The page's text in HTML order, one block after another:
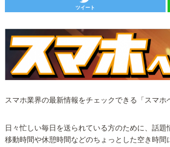
ツイート
スマホ業界の最新情報をチェックできる「スマホ
日々忙しい毎日を送られている方のために、話題
移動時間や休憩時間などのちょっとした空き時間